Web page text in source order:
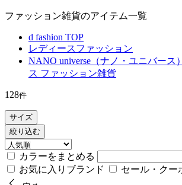
ファッション雑貨のアイテム一覧
d fashion TOP
レディースファッション
NANO universe（ナノ・ユニバース
ス ファッション雑貨
128件
サイズ
絞り込む
カラーをまとめる
お気に入りブランド
セール・クー